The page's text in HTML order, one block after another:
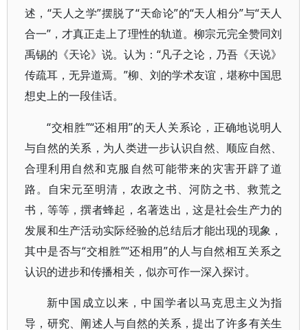
述，“天人之学”摆脱了“天命论”的“天人相分”与“天人
合一”，才真正走上了理性的轨道。柳宗元完全赞同刘
禹锡的《天论》说。认为：“凡子之论，乃吾《天说》
传疏耳，无异道焉。”柳、刘的学术友谊，堪称中国思
想史上的一段佳话。
“交相胜”“还相用”的天人关系论，正确地说明人
与自然的关系，为人类进一步认识自然、顺应自然、
合理利用自然和克服自然可能带来的灾害开辟了道
路。自宋元至明清，农政之书、河防之书、救荒之
书，等等，撰者蜂起，名著迭出，这是社会生产力的
发展和生产活动实际经验的总结后才能出现的现象，
其中是否与“交相胜”“还相用”的人与自然相互关系之
认识的进步和传播相关，似亦可作一深入探讨。
新中国成立以来，中国学者以马克思主义为指
导，研究、阐述人与自然的关系，提出了许多有关生